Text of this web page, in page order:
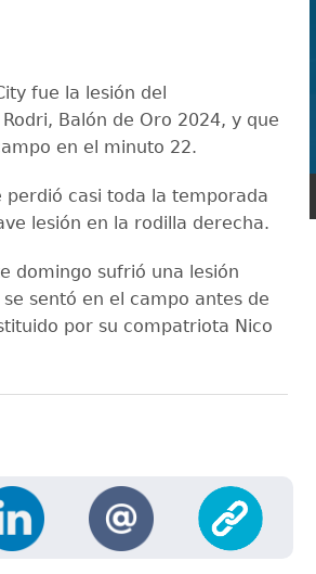
fue la lesión del
Balón de Oro 2024, y que
en el minuto 22.
perdió casi toda la temporada
lesión en la rodilla derecha.
domingo sufrió una lesión
sentó en el campo antes de
por su compatriota Nico